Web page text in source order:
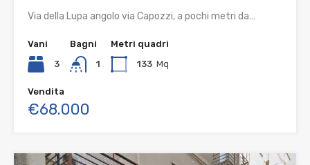
Via della Lupa angolo via Capozzi, a pochi metri da…
Vani
3
Bagni
1
Metri quadri
133 Mq
Vendita
€68.000